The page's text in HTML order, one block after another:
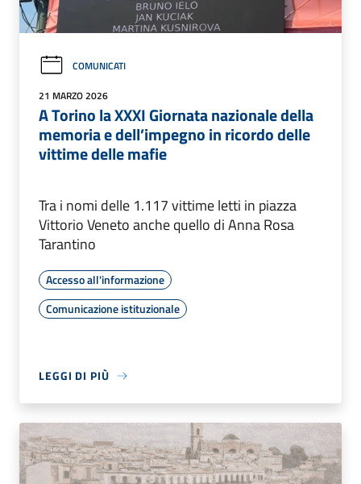
COMUNICATI
21 MARZO 2026
A Torino la XXXI Giornata nazionale della
memoria e dell’impegno in ricordo delle
vittime delle mafie
Tra i nomi delle 1.117 vittime letti in piazza
Vittorio Veneto anche quello di Anna Rosa
Tarantino
Accesso all'informazione
Comunicazione istituzionale
LEGGI DI PIÙ